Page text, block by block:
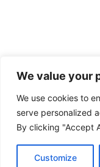
We value your
We use cookies to
serve personalized
By clicking "Accept
Customize